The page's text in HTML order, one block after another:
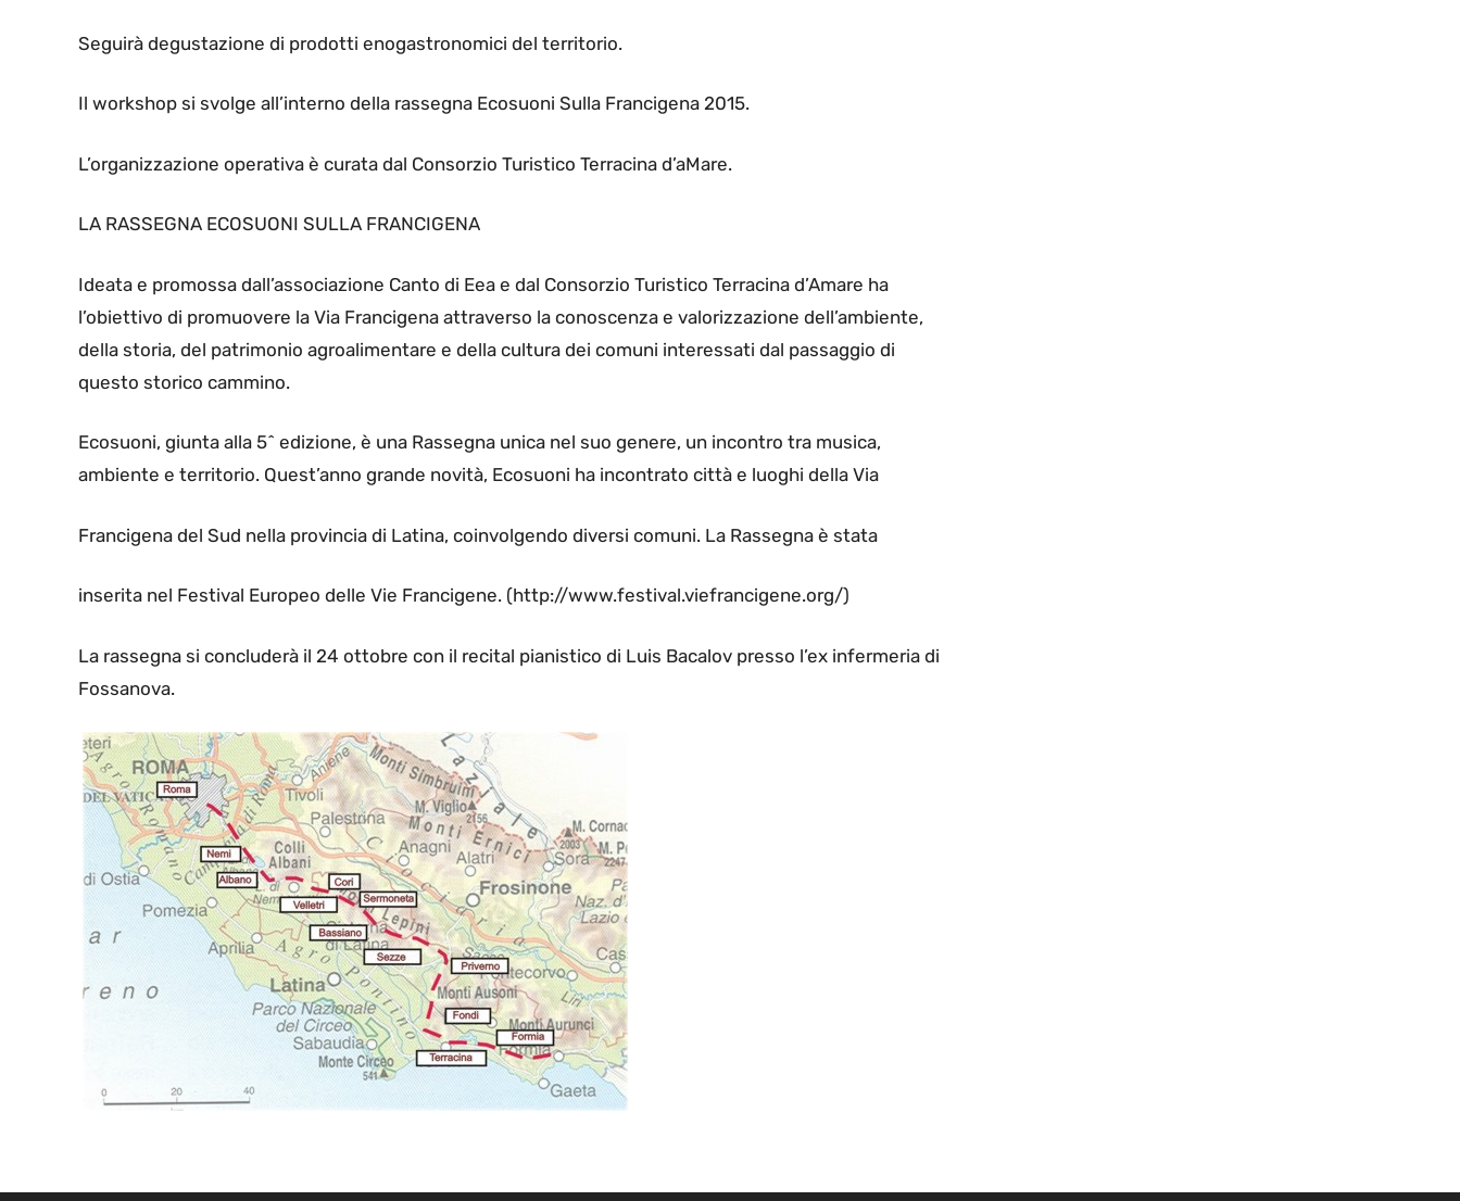
Seguirà degustazione di prodotti enogastronomici del territorio.
Il workshop si svolge all’interno della rassegna Ecosuoni Sulla Francigena 2015.
L’organizzazione operativa è curata dal Consorzio Turistico Terracina d’aMare.
LA RASSEGNA ECOSUONI SULLA FRANCIGENA
Ideata e promossa dall’associazione Canto di Eea e dal Consorzio Turistico Terracina d’Amare ha
l’obiettivo di promuovere la Via Francigena attraverso la conoscenza e valorizzazione dell’ambiente,
della storia, del patrimonio agroalimentare e della cultura dei comuni interessati dal passaggio di
questo storico cammino.
Ecosuoni, giunta alla 5^ edizione, è una Rassegna unica nel suo genere, un incontro tra musica,
ambiente e territorio. Quest’anno grande novità, Ecosuoni ha incontrato città e luoghi della Via
Francigena del Sud nella provincia di Latina, coinvolgendo diversi comuni. La Rassegna è stata
inserita nel Festival Europeo delle Vie Francigene. (http://www.festival.viefrancigene.org/)
La rassegna si concluderà il 24 ottobre con il recital pianistico di Luis Bacalov presso l’ex infermeria di
Fossanova.